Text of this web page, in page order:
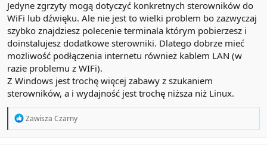
Jedyne zgrzyty mogą dotyczyć konkretnych sterowników do
WiFi lub dźwięku. Ale nie jest to wielki problem bo zazwyczaj
szybko znajdziesz polecenie terminala którym pobierzesz i
doinstalujesz dodatkowe sterowniki. Dlatego dobrze mieć
możliwość podłączenia internetu również kablem LAN (w
razie problemu z WIFi).
Z Windows jest trochę więcej zabawy z szukaniem
sterowników, a i wydajność jest trochę niższa niż Linux.
R
Zawisza Czarny